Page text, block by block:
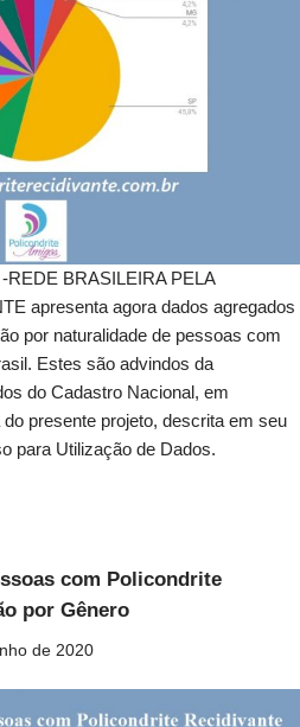
BRASILEIRA PELA
apresenta agora dados agregados
por naturalidade de pessoas com
Estes são advindos da
do Cadastro Nacional, em
presente projeto, descrita em seu
para Utilização de Dados.
com Policondrite
por Gênero
de 2020